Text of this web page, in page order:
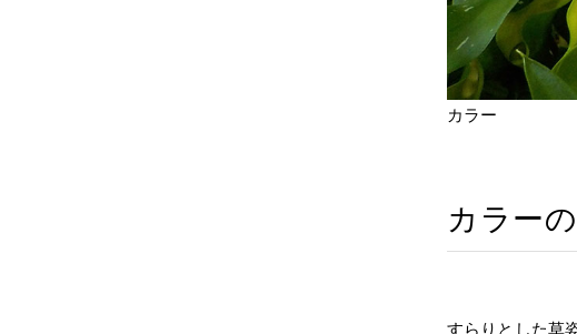
カラー
カラー
すらりとした草